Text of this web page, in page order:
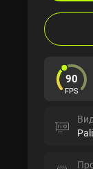
90
FPS